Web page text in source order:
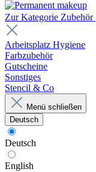
Zur Kategorie Zubehör
Arbeitsplatz Hygiene
Farbzubehör
Gutscheine
Sonstiges
Stencil & Co
Menü schließen
Deutsch
Deutsch
English